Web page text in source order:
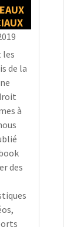
les
de la
à
des